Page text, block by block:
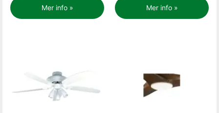
Mer info » Mer info »